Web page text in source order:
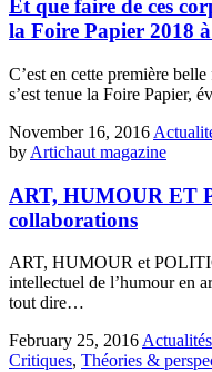
Et que faire de ces
la Foire Papier 2018
C’est en cette première
s’est tenue la Foire Papier,
November 16, 2016
by Artichaut magazine
ART, HUMOUR ET
collaborations
ART, HUMOUR et
intellectuel de l’humour en
tout dire…
February 25, 2016 Actualités
Critiques, Théories &